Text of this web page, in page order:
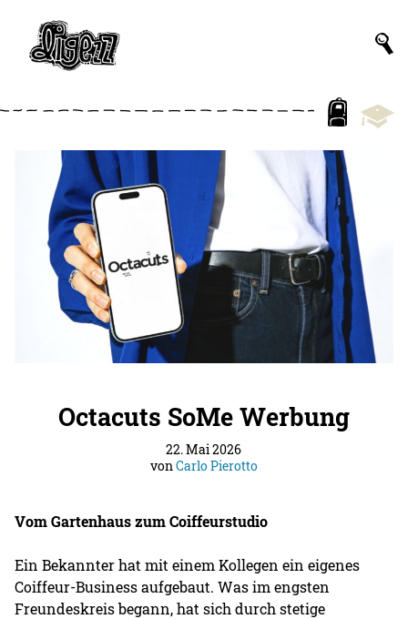
Octacuts SoMe Werbung
22. Mai 2026
vonCarlo Pierotto
Vom Gartenhaus zum Coiffeurstudio
Ein Bekannter hat mit einem Kollegen ein eigenes
Coiffeur-Business aufgebaut. Was im engsten
Freundeskreis begann, hat sich durch stetige